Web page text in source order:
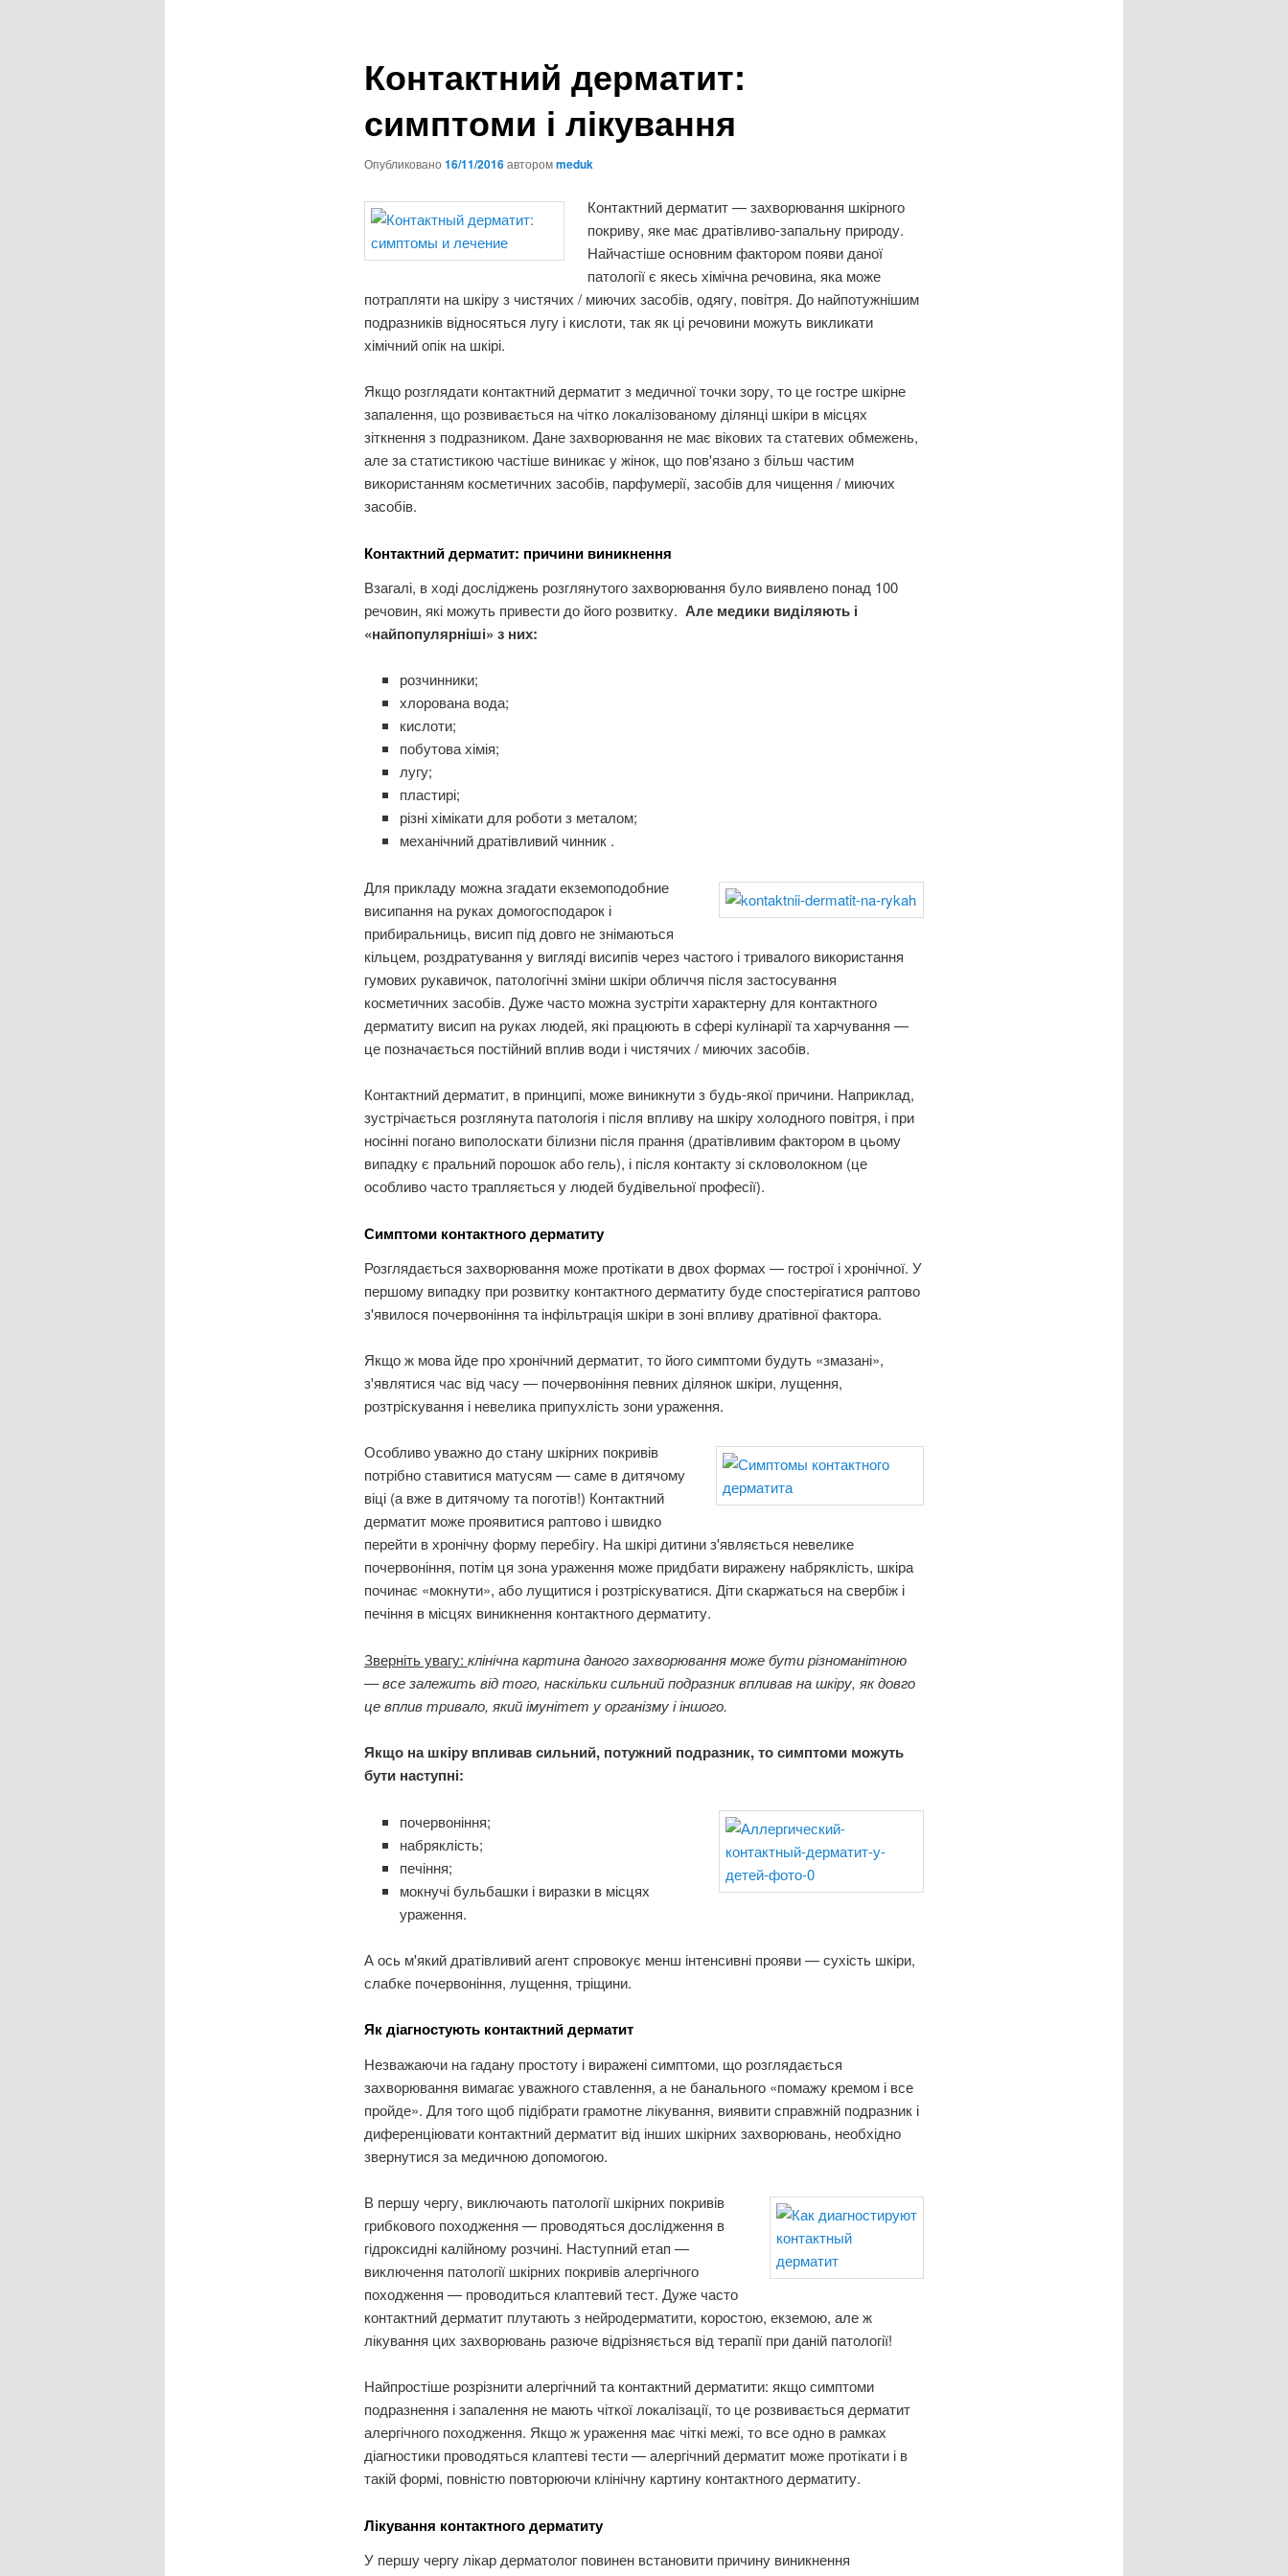
Контактний дерматит:
симптоми і лікування
Опубликовано 16/11/2016авторомmeduk
Контактний дерматит — захворювання шкірного
покриву, яке має дратівливо-запальну природу.
Найчастіше основним фактором появи даної
патології є якесь хімічна речовина, яка може
потрапляти на шкіру з чистячих / миючих засобів, одягу, повітря. До найпотужнішим
подразників відносяться лугу і кислоти, так як ці речовини можуть викликати
хімічний опік на шкірі.
Якщо розглядати контактний дерматит з медичної точки зору, то це гостре шкірне
запалення, що розвивається на чітко локалізованому ділянці шкіри в місцях
зіткнення з подразником. Дане захворювання не має вікових та статевих обмежень,
але за статистикою частіше виникає у жінок, що пов'язано з більш частим
використанням косметичних засобів, парфумерії, засобів для чищення / миючих
засобів.
Контактний дерматит: причини виникнення
Взагалі, в ході досліджень розглянутого захворювання було виявлено понад 100
речовин, які можуть привести до його розвитку. Але медики виділяють і
«найпопулярніші» з них:
розчинники;
хлорована вода;
кислоти;
побутова хімія;
лугу;
пластирі;
різні хімікати для роботи з металом;
механічний дратівливий чинник .
Для прикладу можна згадати екземоподобние
висипання на руках домогосподарок і
прибиральниць, висип під довго не знімаються
кільцем, роздратування у вигляді висипів через частого і тривалого використання
гумових рукавичок, патологічні зміни шкіри обличчя після застосування
косметичних засобів. Дуже часто можна зустріти характерну для контактного
дерматиту висип на руках людей, які працюють в сфері кулінарії та харчування —
це позначається постійний вплив води і чистячих / миючих засобів.
Контактний дерматит, в принципі, може виникнути з будь-якої причини. Наприклад,
зустрічається розглянута патологія і після впливу на шкіру холодного повітря, і при
носінні погано виполоскати білизни після прання (дратівливим фактором в цьому
випадку є пральний порошок або гель), і після контакту зі скловолокном (це
особливо часто трапляється у людей будівельної професії).
Симптоми контактного дерматиту
Розглядається захворювання може протікати в двох формах — гострої і хронічної. У
першому випадку при розвитку контактного дерматиту буде спостерігатися раптово
з'явилося почервоніння та інфільтрація шкіри в зоні впливу дратівної фактора.
Якщо ж мова йде про хронічний дерматит, то його симптоми будуть «змазані»,
з'являтися час від часу — почервоніння певних ділянок шкіри, лущення,
розтріскування і невелика припухлість зони ураження.
Особливо уважно до стану шкірних покривів
потрібно ставитися матусям — саме в дитячому
віці (а вже в дитячому та поготів!) Контактний
дерматит може проявитися раптово і швидко
перейти в хронічну форму перебігу. На шкірі дитини з'являється невелике
почервоніння, потім ця зона ураження може придбати виражену набряклість, шкіра
починає «мокнути», або лущитися і розтріскуватися. Діти скаржаться на свербіж і
печіння в місцях виникнення контактного дерматиту.
Зверніть увагу: клінічна картина даного захворювання може бути різноманітною
— все залежить від того, наскільки сильний подразник впливав на шкіру, як довго
це вплив тривало, який імунітет у організму і іншого.
Якщо на шкіру впливав сильний, потужний подразник, то симптоми можуть
бути наступні:
почервоніння;
набряклість;
печіння;
мокнучі бульбашки і виразки в місцях
ураження.
А ось м'який дратівливий агент спровокує менш інтенсивні прояви — сухість шкіри,
слабке почервоніння, лущення, тріщини.
Як діагностують контактний дерматит
Незважаючи на гадану простоту і виражені симптоми, що розглядається
захворювання вимагає уважного ставлення, а не банального «помажу кремом і все
пройде». Для того щоб підібрати грамотне лікування, виявити справжній подразник і
диференціювати контактний дерматит від інших шкірних захворювань, необхідно
звернутися за медичною допомогою.
В першу чергу, виключають патології шкірних покривів
грибкового походження — проводяться дослідження в
гідроксидні калійному розчині. Наступний етап —
виключення патології шкірних покривів алергічного
походження — проводиться клаптевий тест. Дуже часто
контактний дерматит плутають з нейродерматити, коростою, екземою, але ж
лікування цих захворювань разюче відрізняється від терапії при даній патології!
Найпростіше розрізнити алергічний та контактний дерматити: якщо симптоми
подразнення і запалення не мають чіткої локалізації, то це розвивається дерматит
алергічного походження. Якщо ж ураження має чіткі межі, то все одно в рамках
діагностики проводяться клаптеві тести — алергічний дерматит може протікати і в
такій формі, повністю повторюючи клінічну картину контактного дерматиту.
Лікування контактного дерматиту
У першу чергу лікар дерматолог повинен встановити причину виникнення